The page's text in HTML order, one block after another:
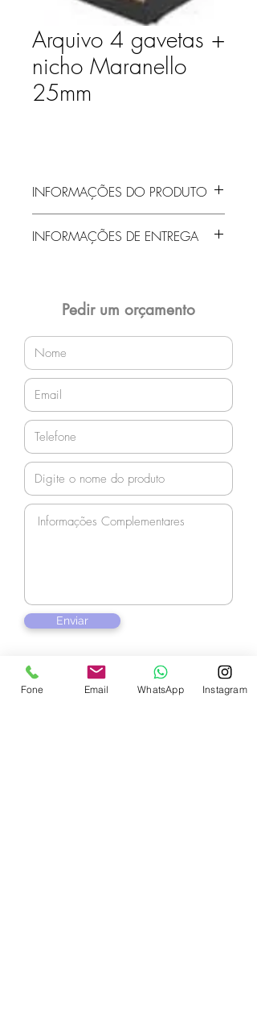
Arquivo 4 gavetas +
nicho Maranello
25mm
INFORMAÇÕES DO PRODUTO
INFORMAÇÕES DE ENTREGA
orçamento!Pedir um orçamento
Enviar
Fone Email WhatsApp Instagram